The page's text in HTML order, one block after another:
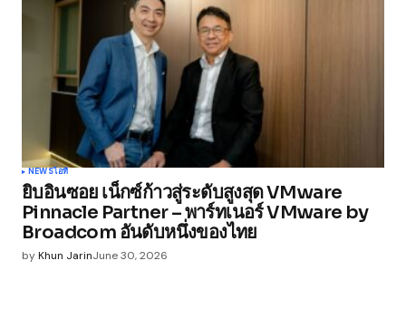
NEWSไอที
ยิบอินซอย เน็กซ์ก้าวสู่ระดับสูงสุด VMware
Pinnacle Partner – พาร์ทเนอร์ VMware by
Broadcom อันดับหนึ่งของไทย
byKhun JarinJune 30, 2026